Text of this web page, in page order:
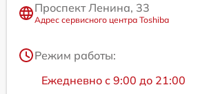
Проспект Ленина, 33
Адрес сервисного центра Toshiba
Режим работы:
Ежедневно с 9:00 до 21:00